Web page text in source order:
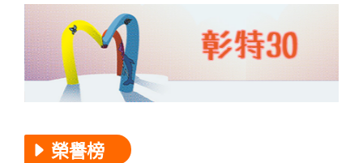
榮譽榜